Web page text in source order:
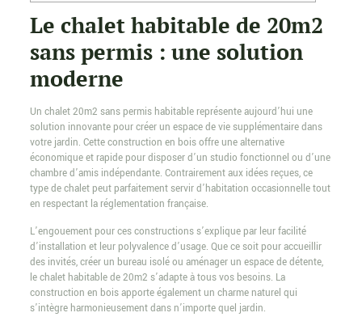
Le chalet habitable de 20m2
sans permis : une solution
moderne
Un chalet 20m2 sans permis habitable représente aujourd’hui une
solution innovante pour créer un espace de vie supplémentaire dans
votre jardin. Cette construction en bois offre une alternative
économique et rapide pour disposer d’un studio fonctionnel ou d’une
chambre d’amis indépendante. Contrairement aux idées reçues, ce
type de chalet peut parfaitement servir d’habitation occasionnelle tout
en respectant la réglementation française.
L’engouement pour ces constructions s’explique par leur facilité
d’installation et leur polyvalence d’usage. Que ce soit pour accueillir
des invités, créer un bureau isolé ou aménager un espace de détente,
le chalet habitable de 20m2 s’adapte à tous vos besoins. La
construction en bois apporte également un charme naturel qui
s’intègre harmonieusement dans n’importe quel jardin.